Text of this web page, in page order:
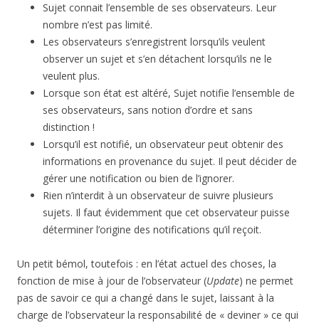
Sujet connait l’ensemble de ses observateurs. Leur
nombre n’est pas limité.
Les observateurs s’enregistrent lorsqu’ils veulent
observer un sujet et s’en détachent lorsqu’ils ne le
veulent plus.
Lorsque son état est altéré, Sujet notifie l’ensemble de
ses observateurs, sans notion d’ordre et sans
distinction !
Lorsqu’il est notifié, un observateur peut obtenir des
informations en provenance du sujet. Il peut décider de
gérer une notification ou bien de l’ignorer.
Rien n’interdit à un observateur de suivre plusieurs
sujets. Il faut évidemment que cet observateur puisse
déterminer l’origine des notifications qu’il reçoit.
Un petit bémol, toutefois : en l’état actuel des choses, la
fonction de mise à jour de l’observateur (Update) ne permet
pas de savoir ce qui a changé dans le sujet, laissant à la
charge de l’observateur la responsabilité de « deviner » ce qui